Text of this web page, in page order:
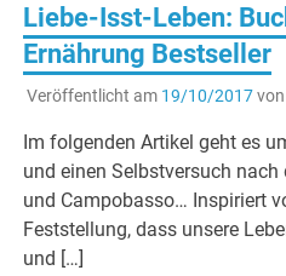
Liebe-Isst-Leben:
Ernährung Bestseller
Veröffentlicht am 19/10/2017von
Im folgenden Artikel geht es
und einen Selbstversuch
und Campobasso… Inspiriert
Feststellung, dass unsere
und […]